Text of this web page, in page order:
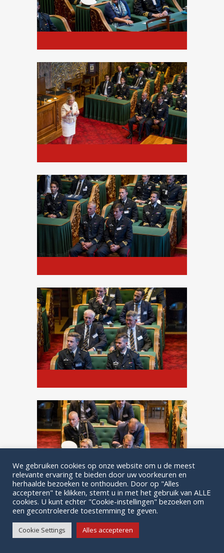
We gebruiken cookies op onze website om u de meest
relevante ervaring te bieden door uw voorkeuren en
herhaalde bezoeken te onthouden. Door op "Alles
accepteren" te klikken, stemt u in met het gebruik van ALLE
cookies. U kunt echter "Cookie-instellingen" bezoeken om
een gecontroleerde toestemming te geven.
Cookie Settings Alles accepteren